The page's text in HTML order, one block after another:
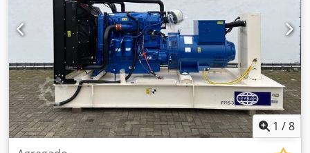
1 /8